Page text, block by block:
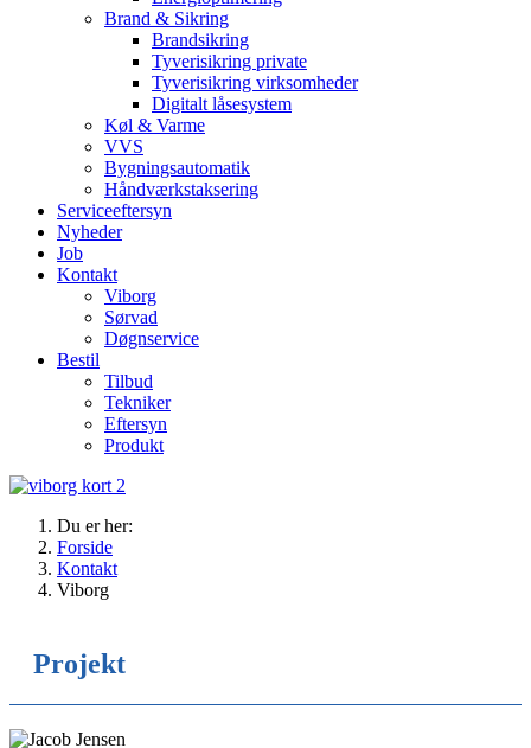
Brand & Sikring
Brandsikring
Tyverisikring private
Tyverisikring virksomheder
Digitalt låsesystem
Køl & Varme
VVS
Bygningsautomatik
Håndværkstaksering
Serviceeftersyn
Nyheder
Job
Kontakt
Viborg
Sørvad
Døgnservice
Bestil
Tilbud
Tekniker
Eftersyn
Produkt
Du er her:
Forside
Kontakt
Viborg
Projekt